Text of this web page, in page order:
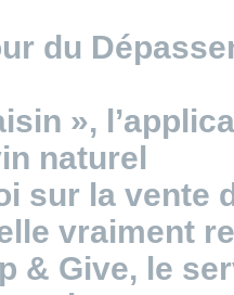
du
»,
naturel
sur la vente
vraiment
& Give, le